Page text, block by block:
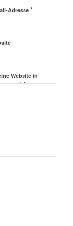
Adresse*
Website in
speichern.